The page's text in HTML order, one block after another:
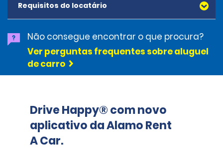
A Assistência nas Estradas é fornecida pela central de
atendimento local. A Assistência nas Estradas está
adesivo localizado no para-brisa do carro alugado ou
no relatório de estado do veículo. Os serviços de
Assistência nas Estradas são fornecidos sem custo
adicional. A Assistência nas Estradas inclui
furado também são fornecidos por um preço
adicional, a menos que a cobertura de assistência
nas estradas tenha sido adquirida no momento do
aluguel.
Requisitos do locatário
Não consegue encontrar o que procura?
Ver perguntas frequentes sobre aluguel
de carro
Drive Happy® com novo
aplicativo da Alamo Rent
A Car.